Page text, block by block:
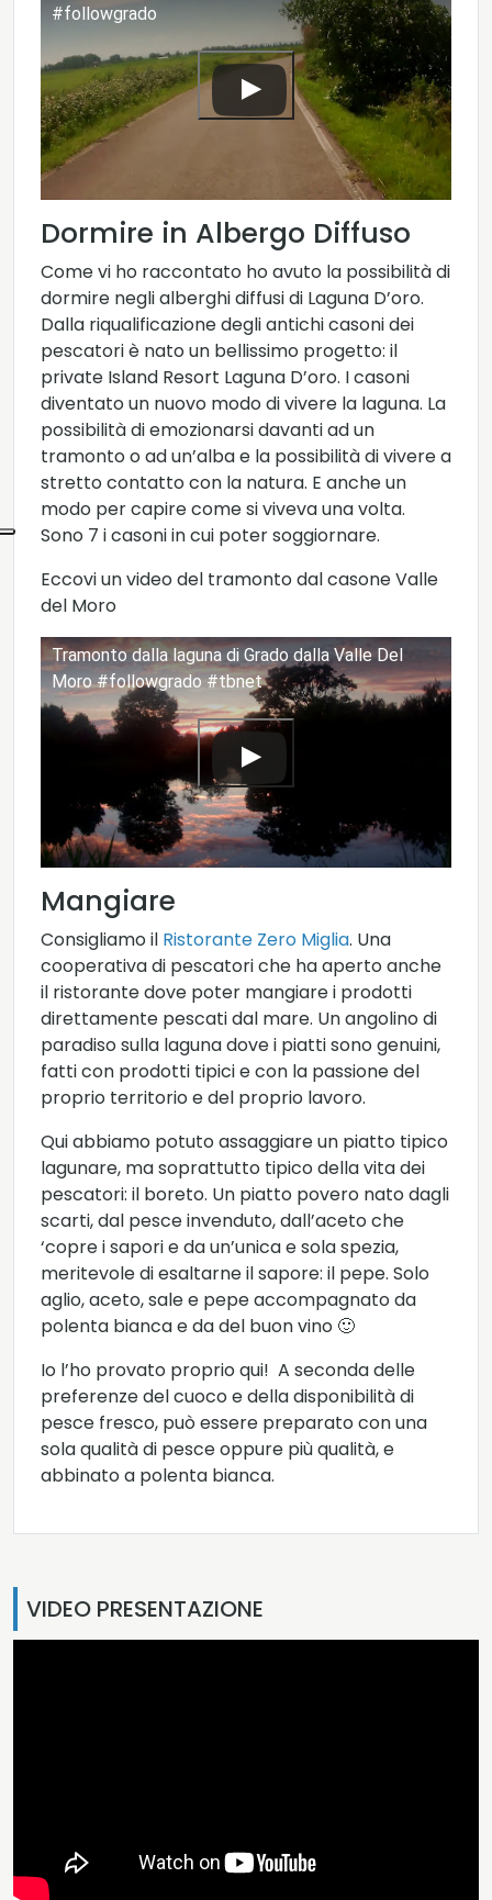
#followgrado
Dormire in Albergo Diffuso
Come vi ho raccontato ho avuto la possibilità di
dormire negli alberghi diffusi di Laguna D’oro.
Dalla riqualificazione degli antichi casoni dei
pescatori è nato un bellissimo progetto: il
private Island Resort Laguna D’oro. I casoni
diventato un nuovo modo di vivere la laguna. La
possibilità di emozionarsi davanti ad un
tramonto o ad un’alba e la possibilità di vivere a
stretto contatto con la natura. E anche un
modo per capire come si viveva una volta.
Sono 7 i casoni in cui poter soggiornare.
Eccovi un video del tramonto dal casone Valle
del Moro
Tramonto dalla laguna di Grado dalla Valle Del
Moro #followgrado #tbnet
Mangiare
Consigliamo il Ristorante Zero Miglia. Una
cooperativa di pescatori che ha aperto anche
il ristorante dove poter mangiare i prodotti
direttamente pescati dal mare. Un angolino di
paradiso sulla laguna dove i piatti sono genuini,
fatti con prodotti tipici e con la passione del
proprio territorio e del proprio lavoro.
Qui abbiamo potuto assaggiare un piatto tipico
lagunare, ma soprattutto tipico della vita dei
pescatori: il boreto. Un piatto povero nato dagli
scarti, dal pesce invenduto, dall’aceto che
‘copre i sapori e da un’unica e sola spezia,
meritevole di esaltarne il sapore: il pepe. Solo
aglio, aceto, sale e pepe accompagnato da
polenta bianca e da del buon vino 🙂
Io l’ho provato proprio qui! A seconda delle
preferenze del cuoco e della disponibilità di
pesce fresco, può essere preparato con una
sola qualità di pesce oppure più qualità, e
abbinato a polenta bianca.
VIDEO PRESENTAZIONE